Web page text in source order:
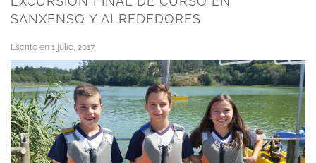
SANXENSO Y ALREDEDORES
Escrito en 1 julio, 2017.